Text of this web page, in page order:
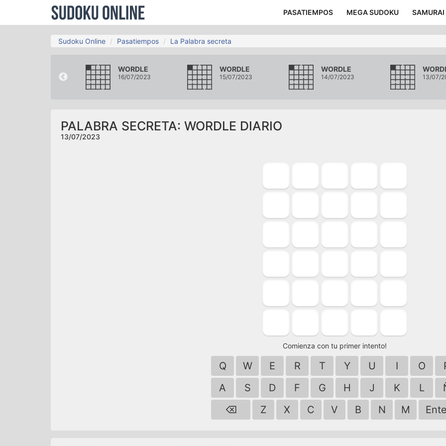
PASATIEMPOS MEGA SUDOKU SAMURAI
Sudoku Online Pasatiempos La Palabra secreta
WORDLE
16/07/2023
WORDLE
15/07/2023
WORDLE
14/07/2023 13/07/
PALABRA SECRETA: WORDLE DIARIO
13/07/2023
Comienza con tu primer intento!
Q W E R T Y U I O
A
S D F G H J K L
⌫
Z X C V B N M